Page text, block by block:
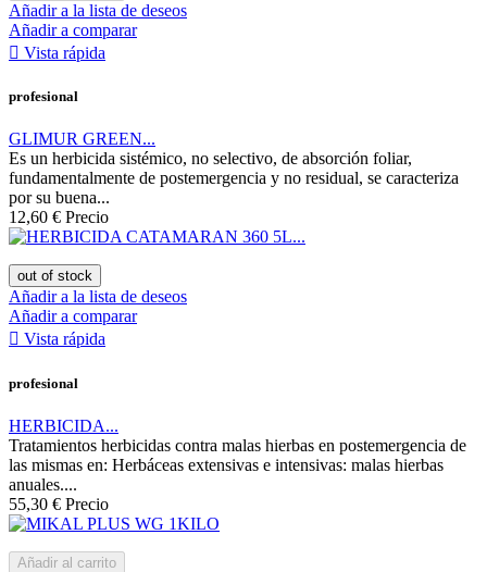
Añadir a la lista de deseos
Añadir a comparar
 Vista rápida
profesional
GLIMUR GREEN...
Es un herbicida sistémico, no selectivo, de absorción foliar,
fundamentalmente de postemergencia y no residual, se caracteriza
por su buena...
12,60 € Precio
out of stock
Añadir a la lista de deseos
Añadir a comparar
 Vista rápida
profesional
HERBICIDA...
Tratamientos herbicidas contra malas hierbas en postemergencia de
las mismas en: Herbáceas extensivas e intensivas: malas hierbas
anuales....
55,30 € Precio
Añadir al carrito